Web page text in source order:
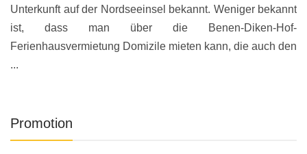
Unterkunft auf der Nordseeinsel bekannt. Weniger bekannt
ist, dass man über die Benen-Diken-Hof-
Ferienhausvermietung Domizile mieten kann, die auch den
...
Promotion